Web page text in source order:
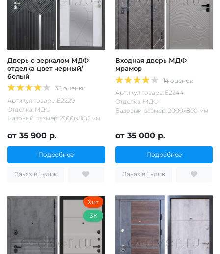
Дверь с зеркалом МДФ
отделка цвет черный/
белый
33 оценки
Артикул товара: Е2229
Отделка: МДФ
Базовый размер: 2000х800 мм
от 35 900 р.
Подробнее
Заказ в 1 клик
Входная дверь МДФ
мрамор
14 оценок
Артикул товара: Е2244
Отделка: МДФ
Базовый размер: 2000х800 мм
от 35 000 р.
Подробнее
Заказ в 1 клик
Хит
3К